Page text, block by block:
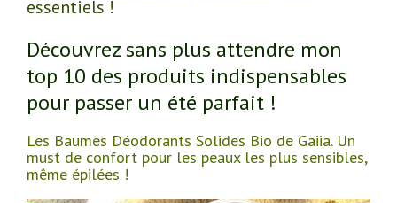
essentiels !
Découvrez sans plus attendre mon
top 10 des produits indispensables
pour passer un été parfait !
Les Baumes Déodorants Solides Bio de Gaiia. Un
must de confort pour les peaux les plus sensibles,
même épilées !